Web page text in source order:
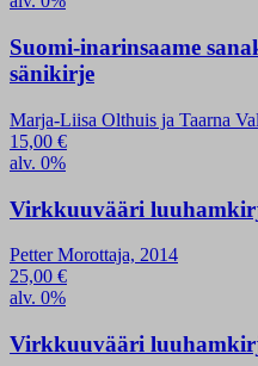
Suomi-inarinsaame
sänikirje
Marja-Liisa Olthuis ja Taarna
15,00 €
alv. 0%
Virkkuuvääri
Petter Morottaja, 2014
25,00 €
alv. 0%
Virkkuuvääri